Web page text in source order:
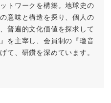
トワークを構築。地球史の
意味と構造を探り、個人の
普遍的文化価値を探求して
を主宰し、会員制の『瓊音
て、研鑽を深めています。